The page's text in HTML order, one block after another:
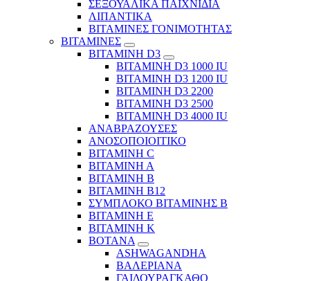
ΣΕΞΟΥΑΛΙΚΑ ΠΑΙΧΝΙΔΙΑ
ΛΙΠΑΝΤΙΚΑ
ΒΙΤΑΜΙΝΕΣ ΓΟΝΙΜΟΤΗΤΑΣ
ΒΙΤΑΜΙΝΕΣ
ΒΙΤΑΜΙΝΗ D3
ΒΙΤΑΜΙΝΗ D3 1000 IU
ΒΙΤΑΜΙΝΗ D3 1200 IU
ΒΙΤΑΜΙΝΗ D3 2200
ΒΙΤΑΜΙΝΗ D3 2500
BITAMINH D3 4000 IU
ΑΝΑΒΡΑΖΟΥΣΕΣ
ΑΝΟΣΟΠΟΙΟΙΤΙΚΟ
ΒΙΤΑΜΙΝΗ C
ΒΙΤΑΜΙΝΗ Α
ΒΙΤΑΜΙΝΗ Β
ΒΙΤΑΜΙΝΗ Β12
ΣΥΜΠΛΟΚΟ ΒΙΤΑΜΙΝΗΣ Β
ΒΙΤΑΜΙΝΗ Ε
ΒΙΤΑΜΙΝΗ Κ
ΒΟΤΑΝΑ
ASHWAGANDHA
ΒΑΛΕΡΙΑΝΑ
ΓΑΙΔΟΥΡΑΓΚΑΘΟ